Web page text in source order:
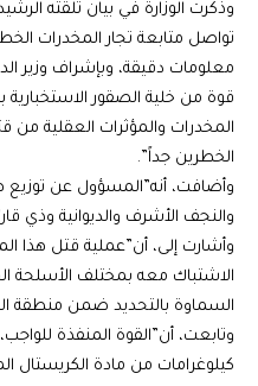
وذكرت الوزارة في بيان تلقته
تواصل متابعة تجار المخدرات
معلومات دقيقة، وبإشراف وزير
قوة من خلية الصقور
المخدرات والمؤثرات العقلية من
الخطرين جداً”.
وأضافت، أنه”المسؤول عن
والنجف الأشرف والديوانية وذي
وأشارت إلى، أن”عملية قتل هذا
الاشتباك معه بمختلف الأسلحة
السماوة بالتحديد ضمن منطقة